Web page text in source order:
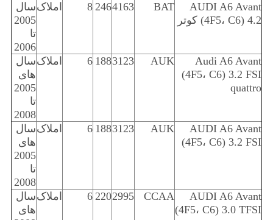
AUDI A6 Avant
(4F5، C6) 4.2 کوتر
BAT
4163
246
8 املاکسال
2005
تا
2006
Audi A6 Avant
(4F5، C6) 3.2 FSI
quattro
AUK
3123
188
6 املاکسال
های
2005
تا
2008
AUDI A6 Avant
(4F5، C6) 3.2 FSI
AUK
3123
188
6 املاکسال
های
2005
تا
2008
AUDI A6 Avant
(4F5، C6) 3.0 TFSI
CCAA
2995
220
6 املاکسال
های